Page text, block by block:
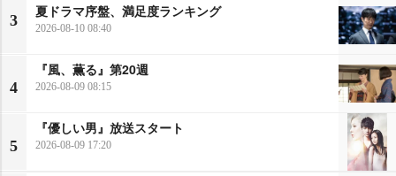
3
夏ドラマ序盤、満足度ランキング
2026-08-10 08:40
4
『風、薫る』第20週
2026-08-09 08:15
5
『優しい男』放送スタート
2026-08-09 17:20